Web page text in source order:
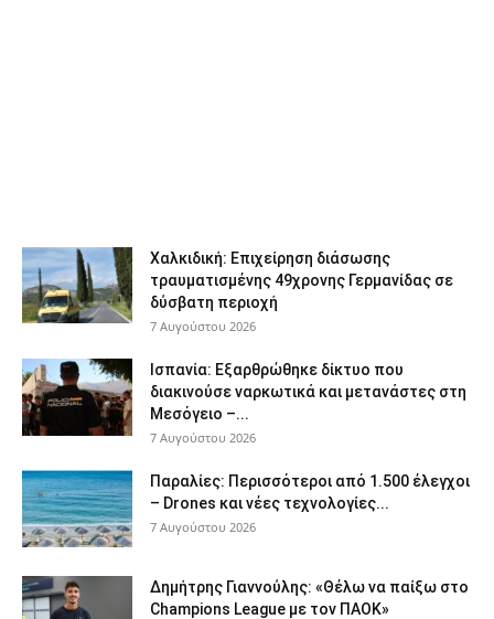
Χαλκιδική: Επιχείρηση διάσωσης
τραυματισμένης 49χρονης Γερμανίδας σε
δύσβατη περιοχή
7 Αυγούστου 2026
Ισπανία: Εξαρθρώθηκε δίκτυο που
διακινούσε ναρκωτικά και μετανάστες στη
Μεσόγειο –...
7 Αυγούστου 2026
Παραλίες: Περισσότεροι από 1.500 έλεγχοι
– Drones και νέες τεχνολογίες...
7 Αυγούστου 2026
Δημήτρης Γιαννούλης: «Θέλω να παίξω στο
Champions League με τον ΠΑΟΚ»